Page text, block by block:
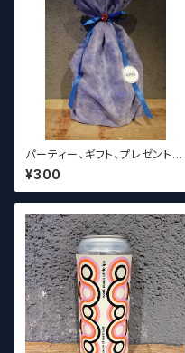
パーティー、ギフト、プレゼント、
お中元、お歳暮、結婚祝い等の
贈り物やお祝いに！
¥300